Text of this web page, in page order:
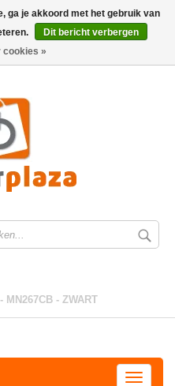
MN267CB - ZWART
ga je akkoord met het gebruik van
Dit bericht verbergen
cookies »